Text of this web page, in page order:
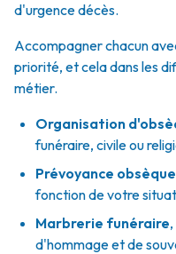
d'urgence décès.
Accompagner chacun
priorité, et cela dans les
métier.
Organisation
funéraire, civile ou
Prévoyance
fonction de votre
Marbrerie funéraire,
d'hommage et de